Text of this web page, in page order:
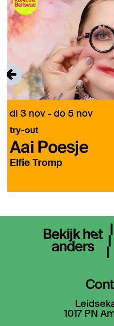
Aai Poesje
Elfie Tromp
try-out
di 3 nov-do 5 nov
1017 PN